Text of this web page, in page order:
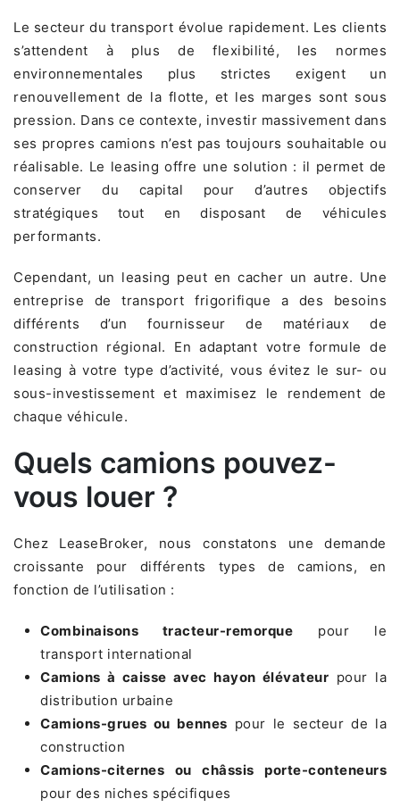
Le secteur du transport évolue rapidement. Les clients
s’attendent à plus de flexibilité, les normes
environnementales plus strictes exigent un
renouvellement de la flotte, et les marges sont sous
pression. Dans ce contexte, investir massivement dans
ses propres camions n’est pas toujours souhaitable ou
réalisable. Le leasing offre une solution : il permet de
conserver du capital pour d’autres objectifs
stratégiques tout en disposant de véhicules
performants.
Cependant, un leasing peut en cacher un autre. Une
entreprise de transport frigorifique a des besoins
différents d’un fournisseur de matériaux de
construction régional. En adaptant votre formule de
leasing à votre type d’activité, vous évitez le sur- ou
sous-investissement et maximisez le rendement de
chaque véhicule.
Quels camions pouvez-
vous louer ?
Chez LeaseBroker, nous constatons une demande
croissante pour différents types de camions, en
fonction de l’utilisation :
Combinaisons tracteur-remorque pour le
transport international
Camions à caisse avec hayon élévateur pour la
distribution urbaine
Camions-grues ou bennes pour le secteur de la
construction
Camions-citernes ou châssis porte-conteneurs
pour des niches spécifiques